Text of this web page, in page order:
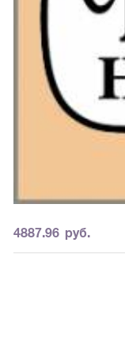
4887.96 руб.